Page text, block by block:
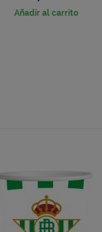
Añadir al carrito